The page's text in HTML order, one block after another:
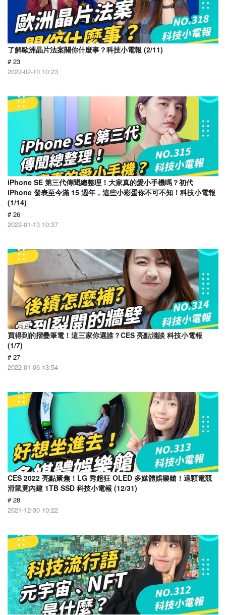
了解歐洲晶片法案關你什麼事？科技小電報 (2/11)
# 23
2022-02-10 10:23
iPhone SE 第三代傳聞總整理！大家真的愛小手機嗎？初代
iPhone 發表至今滿 15 週年，這些小彩蛋你不可不知！科技小電報
(1/14)
# 26
2022-01-13 10:37
買得到的摺疊筆電！這三家你選誰？CES 亮點淺談 科技小電報
(1/7)
# 27
2022-01-06 13:54
CES 2022 亮點聚焦！LG 秀超狂 OLED 多媒體娛樂艙！這顆電競
滑鼠竟內建 1TB SSD 科技小電報 (12/31)
# 28
2021-12-30 10:22